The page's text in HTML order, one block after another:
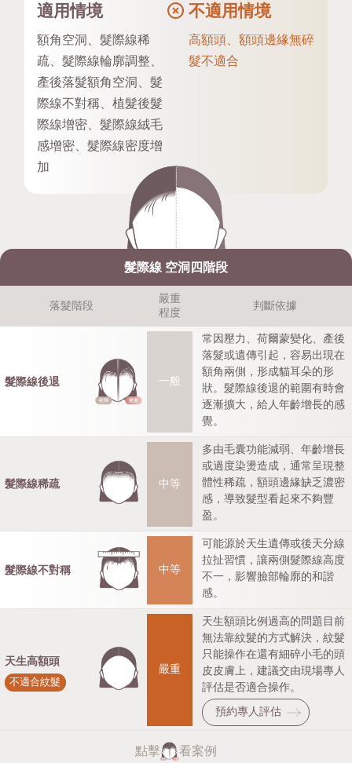
適用情境
額角空洞、髮際線稀
疏、髮際線輪廓調整、
產後落髮額角空洞、髮
際線不對稱、植髮後髮
際線增密、髮際線絨毛
感增密、髮際線密度增
加
不適用情境
高額頭、額頭邊緣無碎
髮不適合
髮際線 空洞四階段
落髮階段
嚴重
程度
判斷依據
髮際線後退 一般
常因壓力、荷爾蒙變化、產後
落髮或遺傳引起，容易出現在
額角兩側，形成貓耳朵的形
狀。髮際線後退的範圍有時會
逐漸擴大，給人年齡增長的感
覺。
髮際線稀疏 中等
多由毛囊功能減弱、年齡增長
或過度染燙造成，通常呈現整
體性稀疏，額頭邊緣缺乏濃密
感，導致髮型看起來不夠豐
盈。
髮際線不對稱 中等
可能源於天生遺傳或後天分線
拉扯習慣，讓兩側髮際線高度
不一，影響臉部輪廓的和諧
感。
天生高額頭
不適合紋髮
嚴重
天生額頭比例過高的問題目前
無法靠紋髮的方式解決，紋髮
只能操作在還有細碎小毛的頭
皮皮膚上，建議交由現場專人
評估是否適合操作。
預約專人評估
點擊 看案例